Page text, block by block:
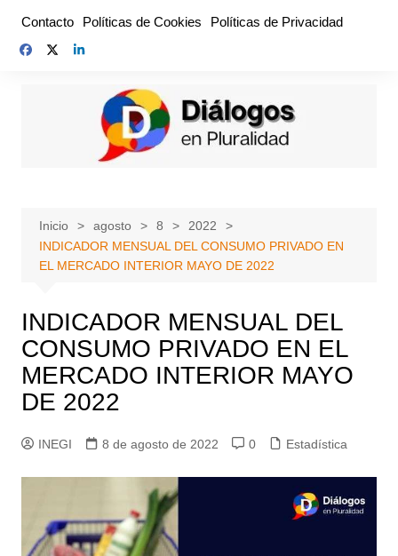
contenido
Contacto Políticas de Cookies Políticas de Privacidad
Inicio agosto 8
2022
INDICADOR MENSUAL DEL CONSUMO PRIVADO EN
EL MERCADO INTERIOR MAYO DE 2022
INDICADOR MENSUAL DEL
CONSUMO PRIVADO EN EL
MERCADO INTERIOR MAYO
DE 2022
INEGI 8 de agosto de 2022 0 Estadística